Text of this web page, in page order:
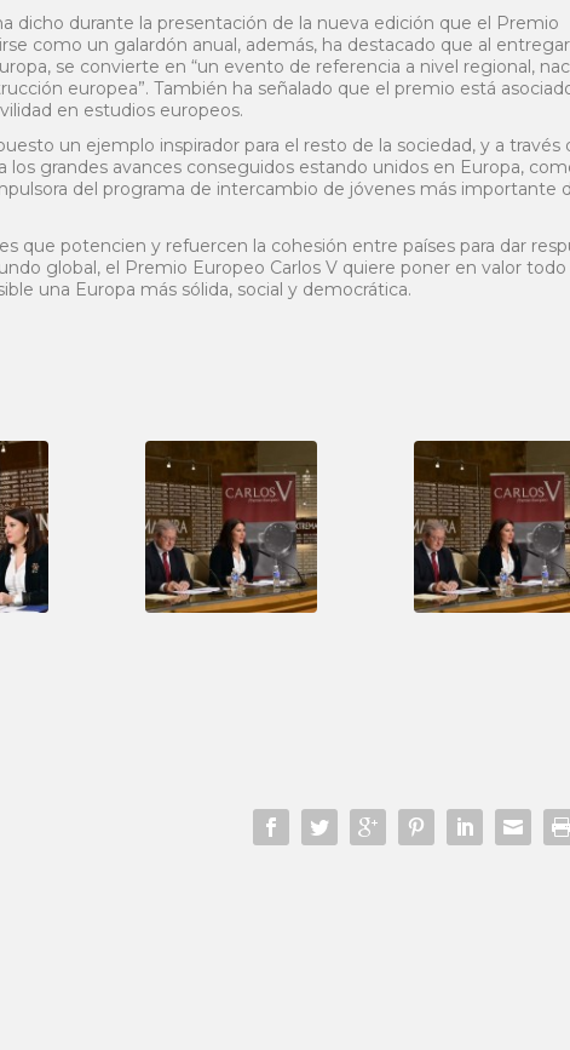
dicho durante la presentación de la nueva edición que el Premio
como un galardón anual, además, ha destacado que al
se convierte en “un evento de referencia a nivel regional,
europea”. También ha señalado que el premio está
en estudios europeos.
un ejemplo inspirador para el resto de la sociedad, y a través
grandes avances conseguidos estando unidos en Europa,
del programa de intercambio de jóvenes más importante
que potencien y refuercen la cohesión entre países para dar
global, el Premio Europeo Carlos V quiere poner en valor todo
una Europa más sólida, social y democrática.